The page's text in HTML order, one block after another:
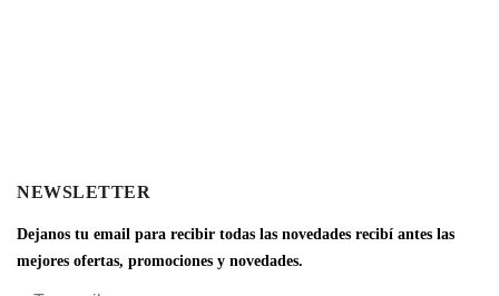
NEWSLETTER
Dejanos tu email para recibir todas las novedades recibí antes las
mejores ofertas, promociones y novedades.